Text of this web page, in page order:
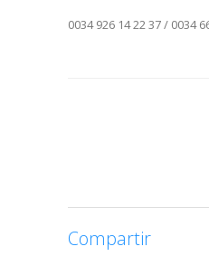
0034 926 14 22 37 / 0034
Compartir